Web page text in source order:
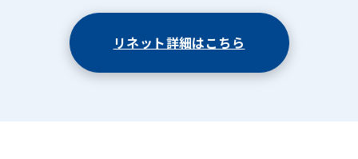
リネット詳細はこちら